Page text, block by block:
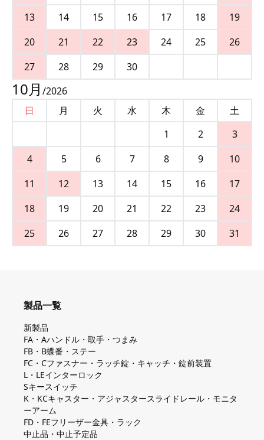
13
14 15 16 17 18
19
20
21 22 23 24 25
26
27
28 29 30
10月 /2026
日
月 火 水 木 金
土
1
2
3
4
5 6 7 8 9
10
11
12 13 14 15 16
17
18
19 20 21 22 23
24
25
26 27 28 29 30 31
製品一覧
新製品
FA・Aハンドル・取手・つまみ
FB・B蝶番・ステー
FC・Cファスナー・ラッチ錠・キャッチ・錠前装置
L・LEインターロック
Sキースイッチ
K・KCキャスター・アジャスタースライドレール・モニタ
ーアーム
FD・FEフリーザー金具・ラック
中止品・中止予定品